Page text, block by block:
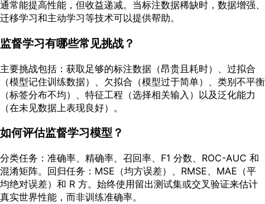
通常能提高性能，但收益递减。当标注数据稀缺时，数据增强、
迁移学习和主动学习等技术可以提供帮助。
监督学习有哪些常见挑战？
主要挑战包括：获取足够的标注数据（昂贵且耗时）、过拟合
（模型记住训练数据）、欠拟合（模型过于简单）、类别不平衡
（标签分布不均）、特征工程（选择相关输入）以及泛化能力
（在未见数据上表现良好）。
如何评估监督学习模型？
分类任务：准确率、精确率、召回率、F1 分数、ROC-AUC 和
混淆矩阵。回归任务：MSE（均方误差）、RMSE、MAE（平
均绝对误差）和 R 方。始终使用留出测试集或交叉验证来估计
真实世界性能，而非训练准确率。